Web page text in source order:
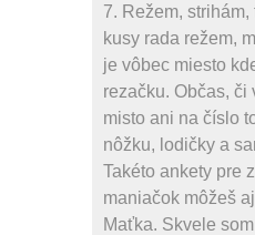
7. Režem,
kusy rada režem,
je vôbec miesto
rezačku. Občas, či
misto ani na číslo
nôžku, lodičky a
Takéto ankety pre
maniačok môžeš
Maťka. Skvele